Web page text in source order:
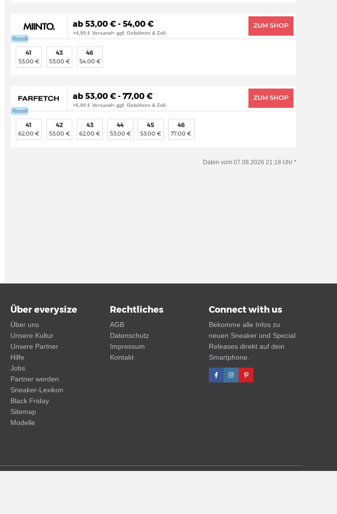
Resell
ab 53,00 € - 54,00 €
+4,95 € Versand+ ggf. Gebühren & Zoll
ZUM SHOP
41
53,00 €
43
53,00 €
46
54,00 €
Resell
ab 53,00 € - 77,00 €
+6,00 € Versand+ ggf. Gebühren & Zoll
ZUM SHOP
41
62,00 €
42
53,00 €
43
62,00 €
44
53,00 €
45
53,00 €
46
77,00 €
Daten vom 07.08.2026 21:18 Uhr *
Über everysize
Über uns
Unsere Kultur
Unsere Partner
Hilfe
Jobs
Partner werden
Sneaker-Lexikon
Black Friday
Sitemap
Modelle
Rechtliches
AGB
Datenschutz
Impressum
Kontakt
Connect with us
Bekomme alle Infos zu
neuen Sneaker und Special
Releases direkt auf dein
Smartphone.